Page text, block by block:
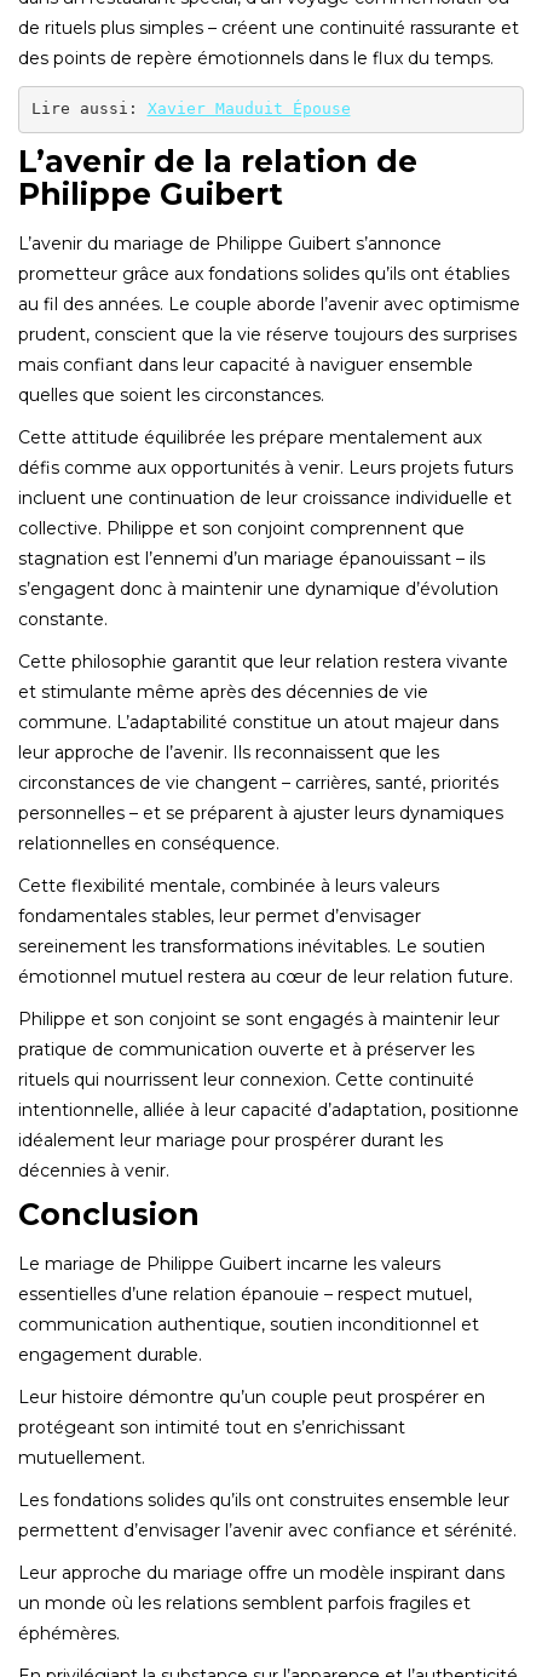
de rituels plus simples – créent une continuité rassurante et
des points de repère émotionnels dans le flux du temps.
Lire aussi: Xavier Mauduit Épouse
L’avenir de la relation de
Philippe Guibert
L’avenir du mariage de Philippe Guibert s’annonce
prometteur grâce aux fondations solides qu’ils ont établies
au fil des années. Le couple aborde l’avenir avec optimisme
prudent, conscient que la vie réserve toujours des surprises
mais confiant dans leur capacité à naviguer ensemble
quelles que soient les circonstances.
Cette attitude équilibrée les prépare mentalement aux
défis comme aux opportunités à venir. Leurs projets futurs
incluent une continuation de leur croissance individuelle et
collective. Philippe et son conjoint comprennent que
stagnation est l’ennemi d’un mariage épanouissant – ils
s’engagent donc à maintenir une dynamique d’évolution
constante.
Cette philosophie garantit que leur relation restera vivante
et stimulante même après des décennies de vie
commune. L’adaptabilité constitue un atout majeur dans
leur approche de l’avenir. Ils reconnaissent que les
circonstances de vie changent – carrières, santé, priorités
personnelles – et se préparent à ajuster leurs dynamiques
relationnelles en conséquence.
Cette flexibilité mentale, combinée à leurs valeurs
fondamentales stables, leur permet d’envisager
sereinement les transformations inévitables. Le soutien
émotionnel mutuel restera au cœur de leur relation future.
Philippe et son conjoint se sont engagés à maintenir leur
pratique de communication ouverte et à préserver les
rituels qui nourrissent leur connexion. Cette continuité
intentionnelle, alliée à leur capacité d’adaptation, positionne
idéalement leur mariage pour prospérer durant les
décennies à venir.
Conclusion
Le mariage de Philippe Guibert incarne les valeurs
essentielles d’une relation épanouie – respect mutuel,
communication authentique, soutien inconditionnel et
engagement durable.
Leur histoire démontre qu’un couple peut prospérer en
protégeant son intimité tout en s’enrichissant
mutuellement.
Les fondations solides qu’ils ont construites ensemble leur
permettent d’envisager l’avenir avec confiance et sérénité.
Leur approche du mariage offre un modèle inspirant dans
un monde où les relations semblent parfois fragiles et
éphémères.